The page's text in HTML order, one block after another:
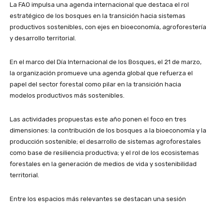
La FAO impulsa una agenda internacional que destaca el rol
estratégico de los bosques en la transición hacia sistemas
productivos sostenibles, con ejes en bioeconomía, agroforestería
y desarrollo territorial.
En el marco del Día Internacional de los Bosques, el 21 de marzo,
la organización promueve una agenda global que refuerza el
papel del sector forestal como pilar en la transición hacia
modelos productivos más sostenibles.
Las actividades propuestas este año ponen el foco en tres
dimensiones: la contribución de los bosques a la bioeconomía y la
producción sostenible; el desarrollo de sistemas agroforestales
como base de resiliencia productiva; y el rol de los ecosistemas
forestales en la generación de medios de vida y sostenibilidad
territorial.
Entre los espacios más relevantes se destacan una sesión